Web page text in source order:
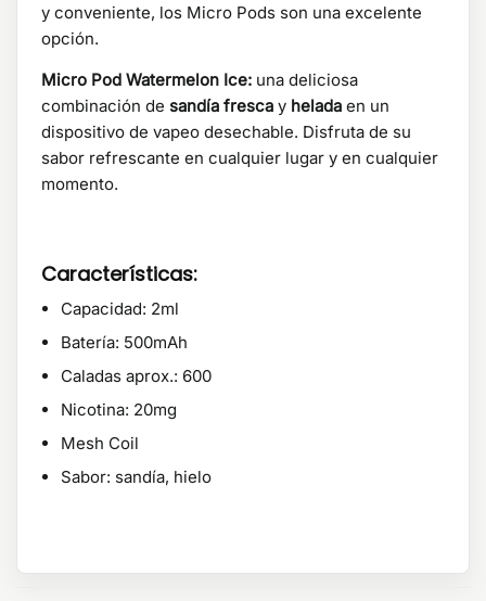
y conveniente, los Micro Pods son una excelente
opción.
Micro Pod Watermelon Ice: una deliciosa
combinación de sandía fresca y helada en un
dispositivo de vapeo desechable. Disfruta de su
sabor refrescante en cualquier lugar y en cualquier
momento.
Características:
Capacidad: 2ml
Batería: 500mAh
Caladas aprox.: 600
Nicotina: 20mg
Mesh Coil
Sabor: sandía, hielo